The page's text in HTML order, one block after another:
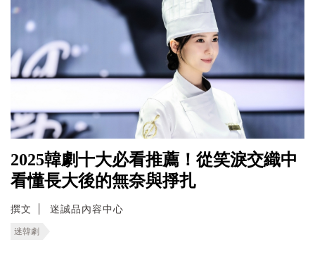
2025韓劇十大必看推薦！從笑淚交織中
看懂長大後的無奈與掙扎
撰文 迷誠品內容中心
迷韓劇